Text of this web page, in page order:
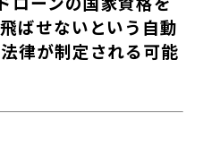
ローンの国家資格を
ばせないという自動
律が制定される可能